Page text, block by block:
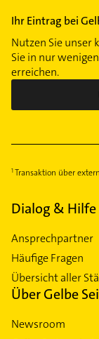
Ihr Eintrag bei
Nutzen Sie unser
Sie in nur
erreichen.
Transaktion über
Dialog & Hilfe
Ansprechpartner
Häufige Fragen
Übersicht aller
Über Gelbe
Newsroom